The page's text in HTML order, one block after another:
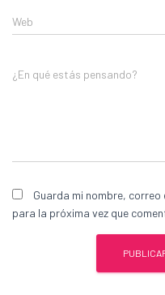
Web
¿En qué estás pensando?
Guarda mi nombre,
para la próxima vez que